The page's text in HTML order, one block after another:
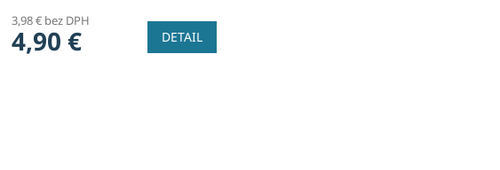
3,98 € bez DPH
4,90 € DETAIL